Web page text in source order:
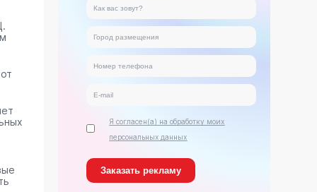
Я согласен(а) на обработку моих
персональных данных